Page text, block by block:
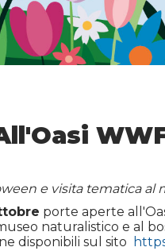
e visita tematica al
porte aperte
naturalistico e al
disponibili sul sito